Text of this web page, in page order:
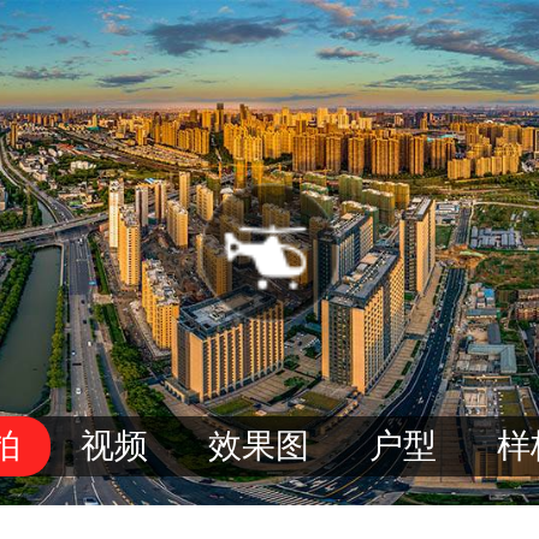
视频 效果图 户型 样